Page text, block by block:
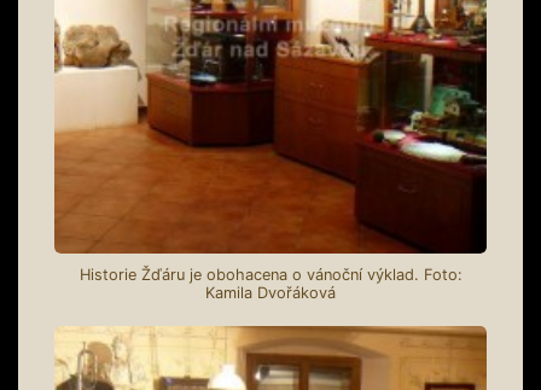
Historie Žďáru je obohacena o vánoční výklad. Foto:
Kamila Dvořáková